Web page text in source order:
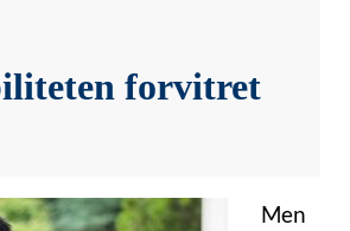
forvitret
Men